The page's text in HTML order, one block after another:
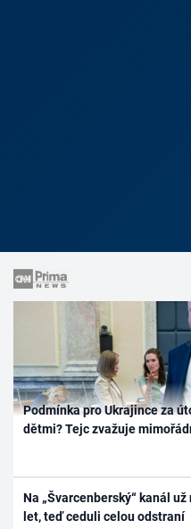
Podmínka pro Ukrajince za
dětmi? Tejc zvažuje
Na „Švarcenberský“ kanál
let, teď ceduli celou odstraní